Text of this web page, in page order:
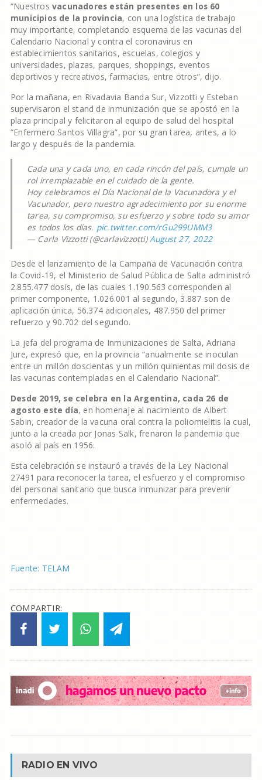
“Nuestros vacunadores están presentes en los 60
municipios de la provincia, con una logística de trabajo
muy importante, completando esquema de las vacunas del
Calendario Nacional y contra el coronavirus en
establecimientos sanitarios, escuelas, colegios y
universidades, plazas, parques, shoppings, eventos
deportivos y recreativos, farmacias, entre otros”, dijo.
Por la mañana, en Rivadavia Banda Sur, Vizzotti y Esteban
supervisaron el stand de inmunización que se apostó en la
plaza principal y felicitaron al equipo de salud del hospital
“Enfermero Santos Villagra”, por su gran tarea, antes, a lo
largo y después de la pandemia.
Cada una y cada uno, en cada rincón del país, cumple un
rol irremplazable en el cuidado de la gente.
Hoy celebramos el Día Nacional de la Vacunadora y el
Vacunador, pero nuestro agradecimiento por su enorme
tarea, su compromiso, su esfuerzo y sobre todo su amor
es todos los días. pic.twitter.com/rGu299UMM3
— Carla Vizzotti (@carlavizzotti)August 27, 2022
Desde el lanzamiento de la Campaña de Vacunación contra
la Covid-19, el Ministerio de Salud Pública de Salta administró
2.855.477 dosis, de las cuales 1.190.563 corresponden al
primer componente, 1.026.001 al segundo, 3.887 son de
aplicación única, 56.374 adicionales, 487.950 del primer
refuerzo y 90.702 del segundo.
La jefa del programa de Inmunizaciones de Salta, Adriana
Jure, expresó que, en la provincia “anualmente se inoculan
entre un millón doscientas y un millón quinientas mil dosis de
las vacunas contempladas en el Calendario Nacional”.
Desde 2019, se celebra en la Argentina, cada 26 de
agosto este día, en homenaje al nacimiento de Albert
Sabin, creador de la vacuna oral contra la poliomielitis la cual,
junto a la creada por Jonas Salk, frenaron la pandemia que
asoló al país en 1956.
Esta celebración se instauró a través de la Ley Nacional
27491 para reconocer la tarea, el esfuerzo y el compromiso
del personal sanitario que busca inmunizar para prevenir
enfermedades.
Fuente: TELAM
COMPARTIR:
RADIO EN VIVO